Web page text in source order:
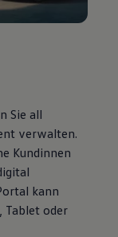
Sie all
verwalten.
Kundinnen
kann
Tablet oder